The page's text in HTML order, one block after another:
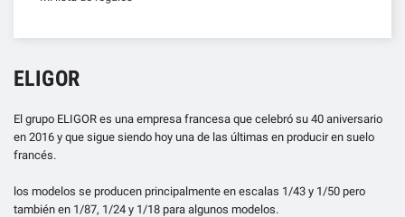
ELIGOR
El grupo ELIGOR es una empresa francesa que celebró su 40 aniversario
en 2016 y que sigue siendo hoy una de las últimas en producir en suelo
francés.
los modelos se producen principalmente en escalas 1/43 y 1/50 pero
también en 1/87, 1/24 y 1/18 para algunos modelos.